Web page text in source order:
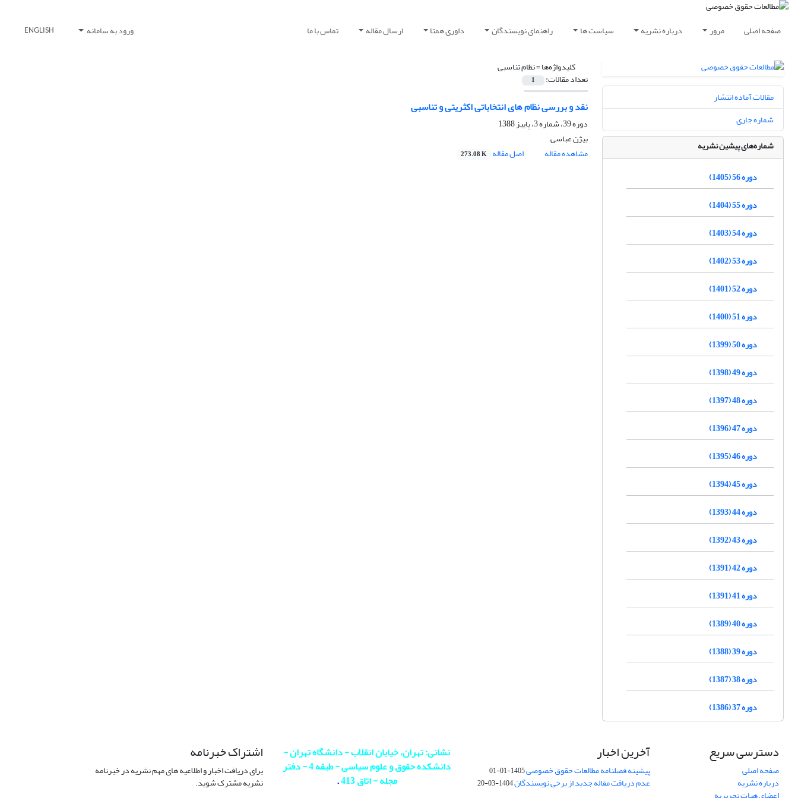
صفحه اصلی مرور درباره نشریه سیاست ها راهنمای نویسندگان داوری همتا ارسال مقاله تماس با ما ورود به سامانه ENGLISH
کلیدواژه‌ها =نظام تناسبی
تعداد مقالات: 1
نقد و بررسی نظام های انتخاباتی اکثریتی و تناسبی
دوره 39، شماره 3، پاییز 1388
بیژن عباسی
مشاهده مقاله
اصل مقاله 273.08 K
مقالات آماده انتشار
شماره جاری
شماره‌های پیشین نشریه
دوره 56 (1405)
دوره 55 (1404)
دوره 54 (1403)
دوره 53 (1402)
دوره 52 (1401)
دوره 51 (1400)
دوره 50 (1399)
دوره 49 (1398)
دوره 48 (1397)
دوره 47 (1396)
دوره 46 (1395)
دوره 45 (1394)
دوره 44 (1393)
دوره 43 (1392)
دوره 42 (1391)
دوره 41 (1391)
دوره 40 (1389)
دوره 39 (1388)
دوره 38 (1387)
دوره 37 (1386)
دسترسی سریع
صفحه اصلی
درباره نشریه
آخرین اخبار
پیشینه فصلنامه مطالعات حقوق خصوصی1405-01-01
عدم دریافت مقاله جدید از برخی نویسندگان1404-03-20
نشانی: تهران، خیابان انقلاب - دانشگاه تهران -
دانشکده حقوق و علوم سیاسی - طبقه 4 - دفتر
مجله - اتاق 413
.
اشتراک خبرنامه
برای دریافت اخبار و اطلاعیه های مهم نشریه در خبرنامه
نشریه مشترک شوید.